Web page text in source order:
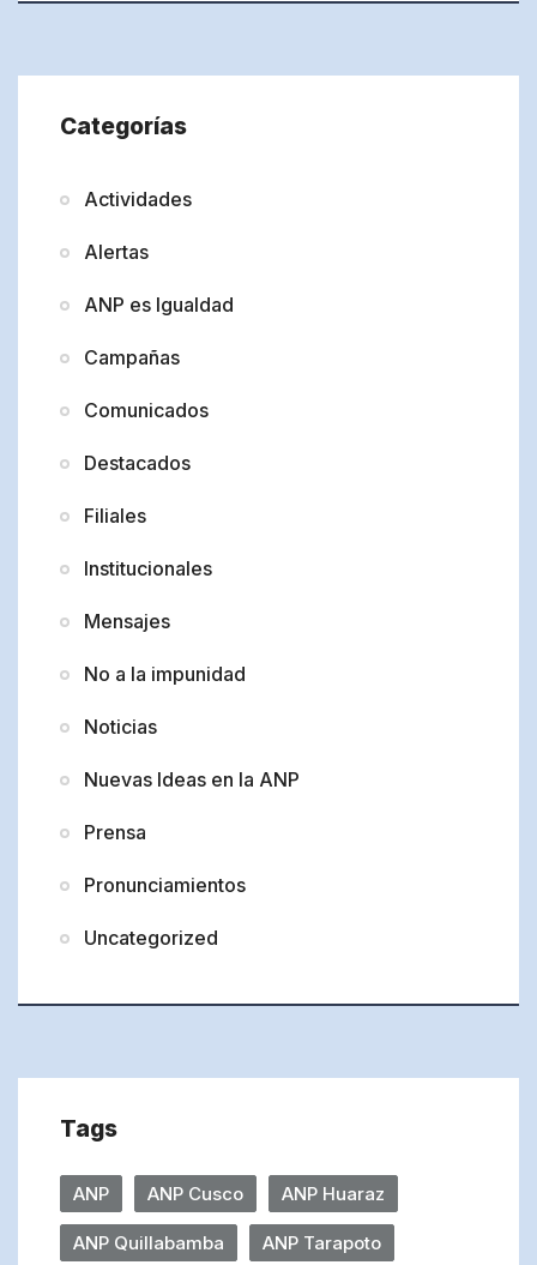
Categorías
Actividades
Alertas
ANP es Igualdad
Campañas
Comunicados
Destacados
Filiales
Institucionales
Mensajes
No a la impunidad
Noticias
Nuevas Ideas en la ANP
Prensa
Pronunciamientos
Uncategorized
Tags
ANP ANP Cusco ANP Huaraz
ANP Quillabamba ANP Tarapoto